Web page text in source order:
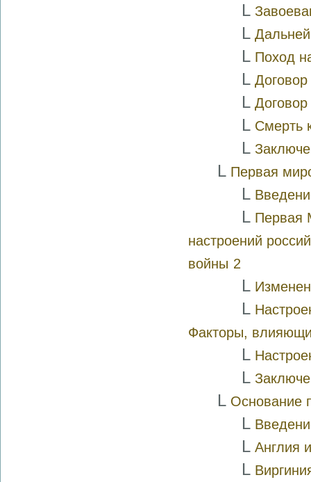
L
L
L Поход
L
L Договор
L Смерть
L
L Первая
L
L Первая
настроений
войны 2
L
L
Факторы,
L
L
L Основание
L
L Англия
L